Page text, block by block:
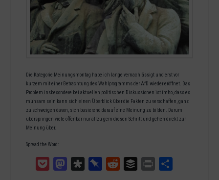
Die Kategorie Meinungsmontag habe ich lange vernachlässigt und erst vor
kurzem mit einer Betrachtung des Wahlprogramms der AfD wieder eröffnet. Das
Problem insbesondere bei aktuellen politischen Diskussionen ist imho, dass es
mühsam sein kann sich einen Überblick über die Fakten zu verschaffen, ganz
zu schweigen davon, sich basierend darauf eine Meinung zu bilden. Darum
überspringen viele offenbar nur allzu gern diesen Schritt und gehen direkt zur
Meinung über.
Spread the Word:
Pocket MastodonDiasporaPinboardReddit Buffer Print